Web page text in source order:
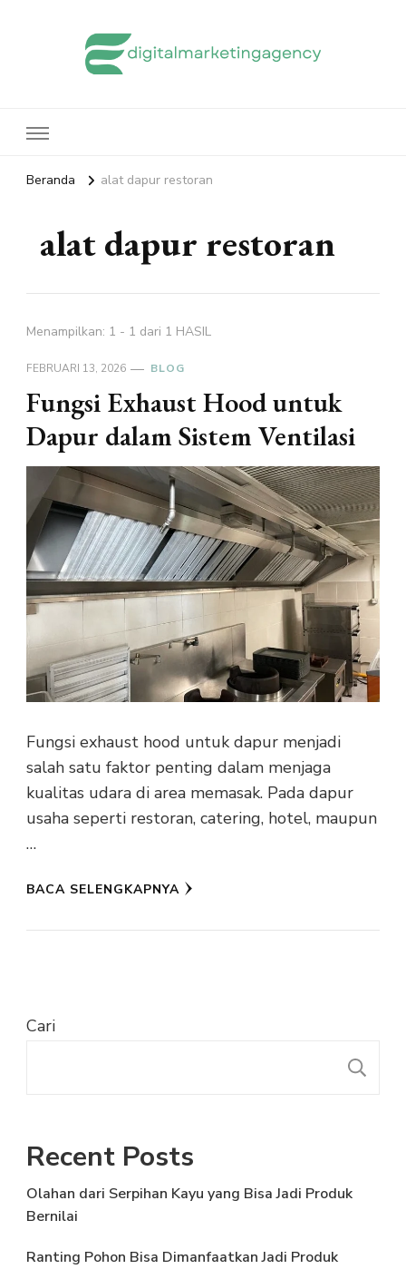
Beranda alat dapur restoran
alat dapur restoran
Menampilkan: 1 - 1 dari 1 HASIL
FEBRUARI 13, 2026 BLOG
Fungsi Exhaust Hood untuk
Dapur dalam Sistem Ventilasi
Fungsi exhaust hood untuk dapur menjadi
salah satu faktor penting dalam menjaga
kualitas udara di area memasak. Pada dapur
usaha seperti restoran, catering, hotel, maupun
…
BACA SELENGKAPNYA
Cari
Recent Posts
Olahan dari Serpihan Kayu yang Bisa Jadi Produk
Bernilai
Ranting Pohon Bisa Dimanfaatkan Jadi Produk